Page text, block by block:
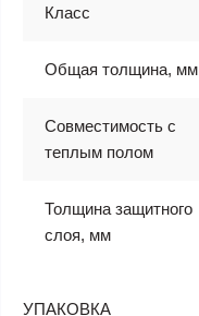
Класс
Общая толщина, мм
Совместимость с
теплым полом
Толщина защитного
слоя, мм
УПАКОВКА